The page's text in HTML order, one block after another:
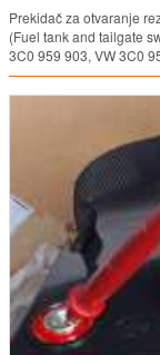
Prekidač za otvaranje
(Fuel tank and tailgate
3C0 959 903, VW 3C0